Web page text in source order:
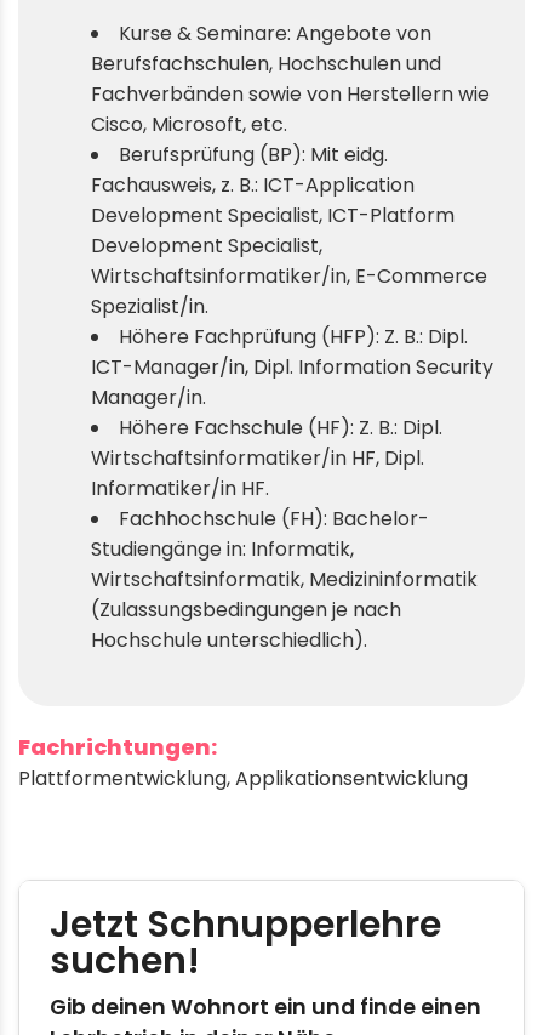
Kurse & Seminare: Angebote von
Berufsfachschulen, Hochschulen und
Fachverbänden sowie von Herstellern wie
Cisco, Microsoft, etc.
Berufsprüfung (BP): Mit eidg.
Fachausweis, z. B.: ICT-Application
Development Specialist, ICT-Platform
Development Specialist,
Wirtschaftsinformatiker/in, E-Commerce
Spezialist/in.
Höhere Fachprüfung (HFP): Z. B.: Dipl.
ICT-Manager/in, Dipl. Information Security
Manager/in.
Höhere Fachschule (HF): Z. B.: Dipl.
Wirtschaftsinformatiker/in HF, Dipl.
Informatiker/in HF.
Fachhochschule (FH): Bachelor-
Studiengänge in: Informatik,
Wirtschaftsinformatik, Medizininformatik
(Zulassungsbedingungen je nach
Hochschule unterschiedlich).
Fachrichtungen:
Plattformentwicklung,Applikationsentwicklung
Gib deinen Wohnort ein und finde einen